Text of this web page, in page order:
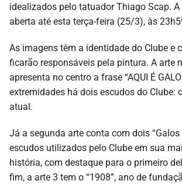
idealizados pelo tatuador Thiago Scap.
aberta até esta terça-feira (25/3), às
As imagens têm a identidade do Clube e
ficarão responsáveis pela pintura. A arte
apresenta no centro a frase “AQUI É
extremidades há dois escudos do Clube:
atual.
Já a segunda arte conta com dois “Galos
escudos utilizados pelo Clube em sua
história, com destaque para o primeiro
fim, a arte 3 tem o “1908”, ano de